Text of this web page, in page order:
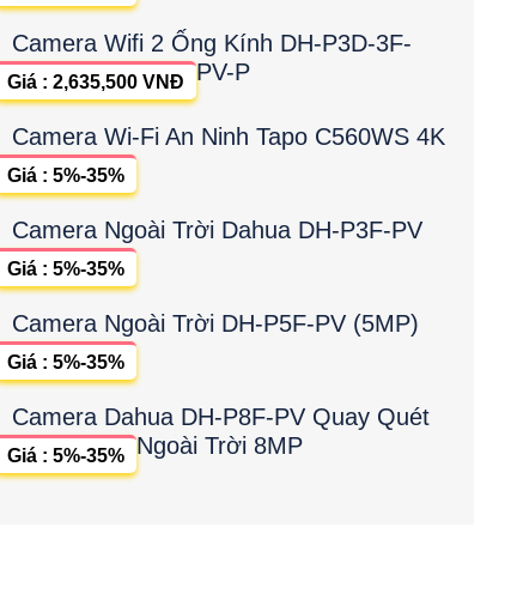
Camera Wifi 2 Ống Kính DH-P3D-3F-
PV-P
Giá : 2,635,500 VNĐ
Camera Wi-Fi An Ninh Tapo C560WS 4K
Giá : 5%-35%
Camera Ngoài Trời Dahua DH-P3F-PV
Giá : 5%-35%
Camera Ngoài Trời DH-P5F-PV (5MP)
Giá : 5%-35%
Camera Dahua DH-P8F-PV Quay Quét
Ngoài Trời 8MP
Giá : 5%-35%